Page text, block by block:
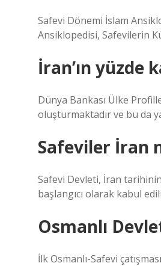
Safevi Dönemi İslam
Ansiklopedisi, Safevilerin
İran’ın yüzde
Dünya Bankası Ülke
oluşturmaktadır ve bu da
Safeviler İran
Safevi Devleti, İran
başlangıcı olarak kabul
Osmanlı
İlk Osmanlı-Safevi